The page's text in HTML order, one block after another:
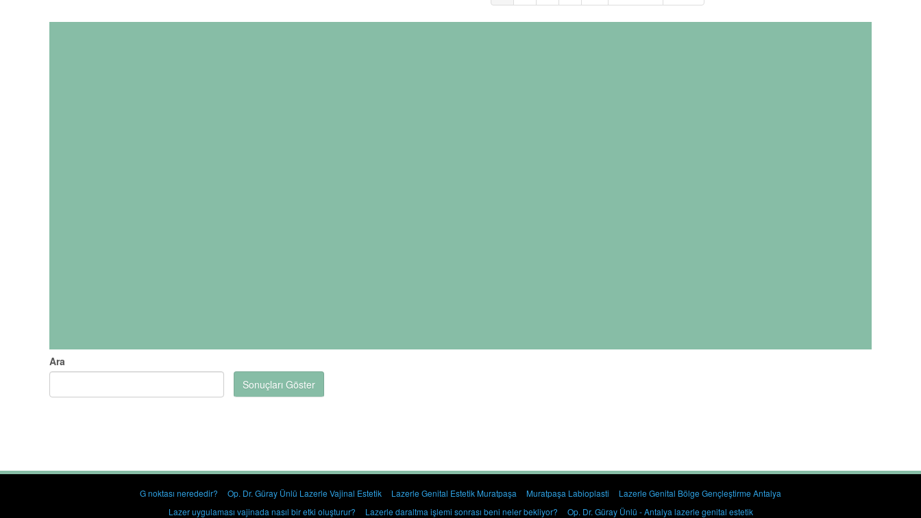
Ara
Sonuçları Göster
G noktası nerededir? Op. Dr. Güray Ünlü Lazerle Vajinal Estetik Lazerle Genital Estetik Muratpaşa Muratpaşa Labioplasti
Lazerle Genital Bölge Gençleştirme Antalya
Lazer uygulaması vajinada nasıl bir etki oluşturur?
Lazerle daraltma işlemi sonrası beni neler bekliyor? Op. Dr. Güray Ünlü - Antalya lazerle genital estetik